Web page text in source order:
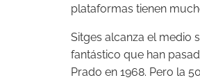
plataformas tienen
Sitges alcanza el medio
fantástico que han
Prado en 1968. Pero la